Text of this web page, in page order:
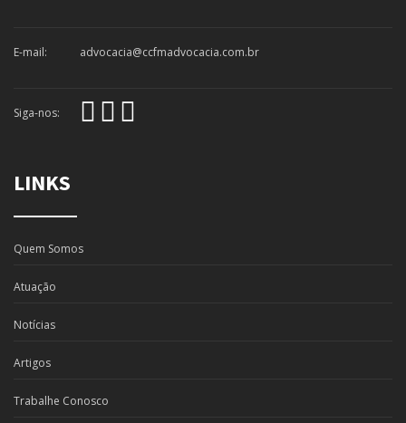
E-mail: advocacia@ccfmadvocacia.com.br
Siga-nos:
LINKS
Quem Somos
Atuação
Notícias
Artigos
Trabalhe Conosco